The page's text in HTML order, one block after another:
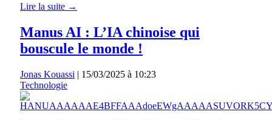
Lire la suite →
Manus AI : L’IA chinoise qui
bouscule le monde !
Jonas Kouassi | 15/03/2025 à 10:23
Technologie